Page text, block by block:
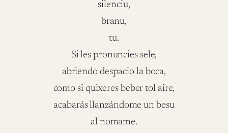
silenciu,
branu,
tu.
Si les pronuncies sele,
abriendo despacio la boca,
como si quixeres beber tol aire,
acabarás llanzándome un besu
al nomame.